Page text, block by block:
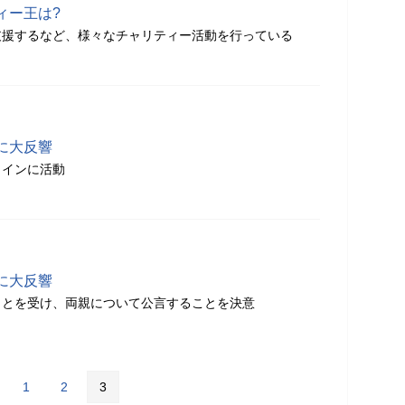
ー王は?
するなど、様々なチャリティー活動を行っている
大反響
ンに活動
大反響
を受け、両親について公言することを決意
1 2 3